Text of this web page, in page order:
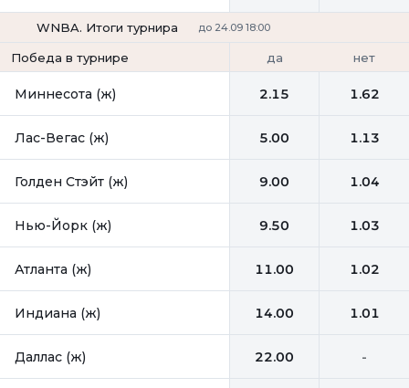
WNBA. Итоги турнира до 24.09 18:00
Победа в турнире да нет
Миннесота (ж) 2.15 1.62
Лас-Вегас (ж) 5.00 1.13
Голден Стэйт (ж) 9.00 1.04
Нью-Йорк (ж) 9.50 1.03
Атланта (ж) 11.00 1.02
Индиана (ж) 14.00 1.01
Даллас (ж) 22.00 -